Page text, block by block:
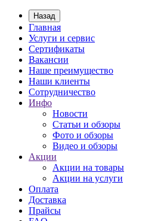
Назад
Главная
Услуги и сервис
Сертификаты
Вакансии
Наше преимущество
Наши клиенты
Сотрудничество
Инфо
Новости
Статьи и обзоры
Фото и обзоры
Видео и обзоры
Акции
Акции на товары
Акции на услуги
Оплата
Доставка
Прайсы